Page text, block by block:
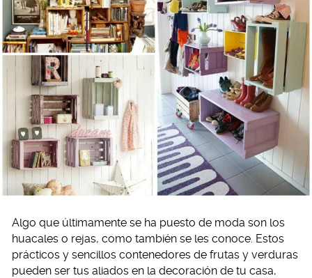
Algo que últimamente se ha puesto de moda son los
huacales o rejas, como también se les conoce. Estos
prácticos y sencillos contenedores de frutas y verduras
pueden ser tus aliados en la decoración de tu casa,